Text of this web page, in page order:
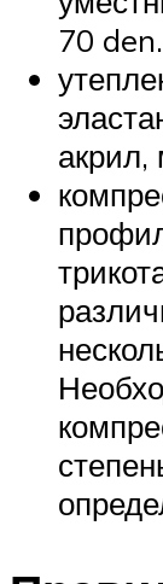
70 den.
акрил,